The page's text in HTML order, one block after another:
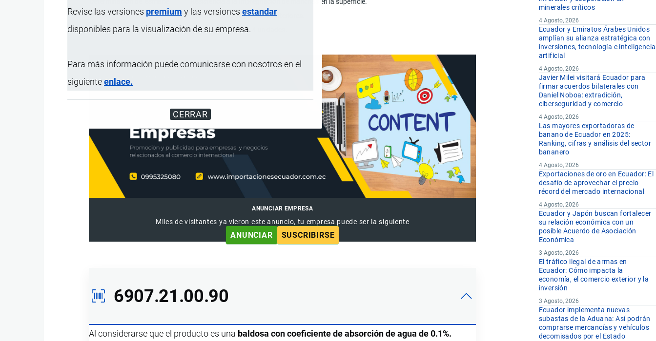
Revise las versiones premium y las versiones estandar
disponibles para la visualización de su empresa.
Para más información puede comunicarse con nosotros en el
siguienteenlace.
CERRAR
Uso
Revestimiento de paredes e interiores.
Presentación
Cajas de cartón con 4 unidades.
ANUNCIAR EMPRESA
Miles de visitantes ya vieron este anuncio, tu empresa puede ser la siguiente
ANUNCIAR SUSCRIBIRSE
6907.21.00.90
Al considerarse que el producto es una baldosa con coeficiente de absorción de agua de 0.1%.
minerales críticos
4 Agosto, 2026
Ecuador y Emiratos Árabes Unidos
amplían su alianza estratégica con
inversiones, tecnología e inteligencia
artificial
4 Agosto, 2026
Javier Milei visitará Ecuador para
firmar acuerdos bilaterales con
Daniel Noboa: extradición,
ciberseguridad y comercio
4 Agosto, 2026
Las mayores exportadoras de
banano de Ecuador en 2025:
Ranking, cifras y análisis del sector
bananero
4 Agosto, 2026
Exportaciones de oro en Ecuador: El
desafío de aprovechar el precio
récord del mercado internacional
4 Agosto, 2026
Ecuador y Japón buscan fortalecer
su relación económica con un
posible Acuerdo de Asociación
Económica
3 Agosto, 2026
El tráfico ilegal de armas en
Ecuador: Cómo impacta la
economía, el comercio exterior y la
inversión
3 Agosto, 2026
Ecuador implementa nuevas
subastas de la Aduana: Así podrán
comprarse mercancías y vehículos
decomisados por el Estado